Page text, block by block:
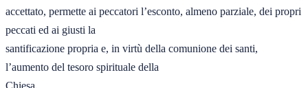
accettato, permette ai peccatori l’esconto, almeno parziale, dei propri
peccati ed ai giusti la
santificazione propria e, in virtù della comunione dei santi,
l’aumento del tesoro spirituale della